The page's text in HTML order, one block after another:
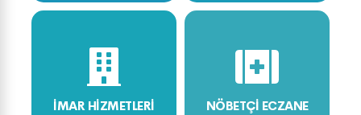
İMAR HİZMETLERİ NÖBETÇİ ECZANE